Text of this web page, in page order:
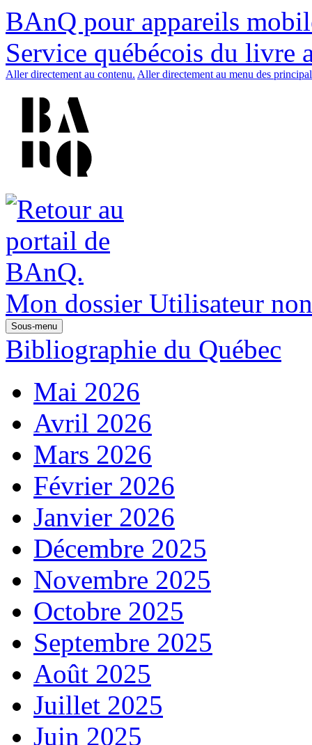
BAnQ pour appareils
Service québécois du livre
Aller directement au contenu. Aller directement au menu des
Mon dossier Utilisateur
Sous-menu
Bibliographie du Québec
Mai 2026
Avril 2026
Mars 2026
Février 2026
Janvier 2026
Décembre 2025
Novembre 2025
Octobre 2025
Septembre 2025
Août 2025
Juillet 2025
Juin 2025